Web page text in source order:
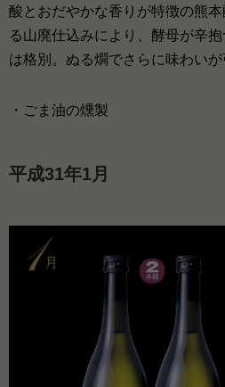
酸とおだやかな香りが特徴の熊
る山廃仕込みにより、酵母が辛
は格別。ぬる燗でさらに味わいが
・ごま油の燻製
平成31年1月